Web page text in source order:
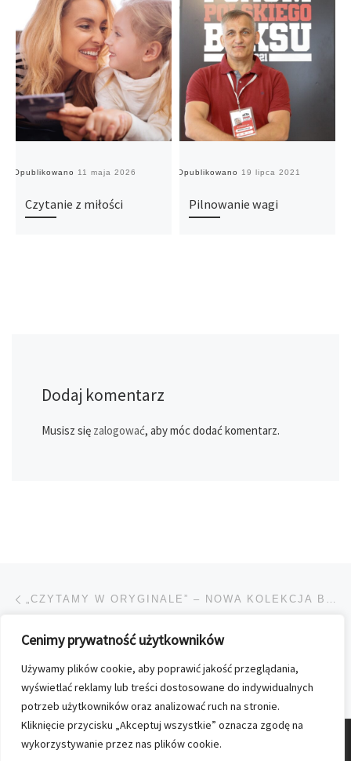
Cenimy prywatność użytkowników
Używamy plików cookie, aby poprawić jakość przeglądania,
wyświetlać reklamy lub treści dostosowane do indywidualnych
potrzeb użytkowników oraz analizować ruch na stronie.
Kliknięcie przycisku „Akceptuj wszystkie” oznacza zgodę na
wykorzystywanie przez nas plików cookie.
Opublikowano 11 maja 2026
Czytanie z miłości
Opublikowano 19 lipca 2021
Pilnowanie wagi
Dodaj komentarz
Musisz się zalogować, aby móc dodać komentarz.
Przeglądanie Wpisów „CZYTAMY W ORYGINALE” – NOWA KOLEKCJA BIBLIOTEKI „NEWSWEEKA”
POWRÓT DO LISTY
POMOCNIK „POLITYKI” O ZIMNEJ WOJNIE
© 2026 Nasz Kolporter – Wszelkie prawa zastrzezone